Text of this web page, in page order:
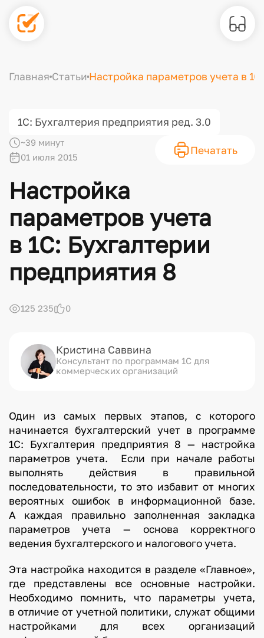
Главная Статьи Настройка параметров учета в
1С: Бухгалтерия предприятия ред. 3.0
~39 минут
01 июля 2015
Печатать
Настройка
параметров учета
в 1С: Бухгалтерии
предприятия 8
125 235 0
Кристина Саввина
Консультант по программам 1С для
коммерческих организаций
Один из самых первых этапов, с которого
начинается бухгалтерский учет в программе
1С: Бухгалтерия предприятия 8 — настройка
параметров учета. Если при начале работы
выполнять действия в правильной
последовательности, то это избавит от многих
вероятных ошибок в информационной базе.
А каждая правильно заполненная закладка
параметров учета — основа корректного
ведения бухгалтерского и налогового учета.
Эта настройка находится в разделе «Главное»,
где представлены все основные настройки.
Необходимо помнить, что параметры учета,
в отличие от учетной политики, служат общими
настройками для всех организаций